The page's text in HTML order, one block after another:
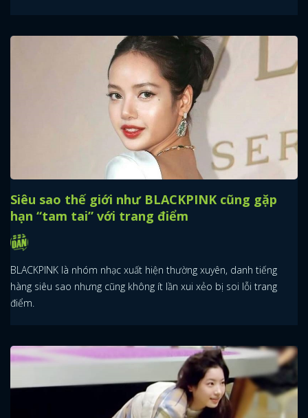
Siêu sao thế giới như BLACKPINK cũng gặp
hạn “tam tai” với trang điểm
BLACKPINK là nhóm nhạc xuất hiện thường xuyên, danh tiếng
hàng siêu sao nhưng cũng không ít lần xui xẻo bị soi lỗi trang
điểm.